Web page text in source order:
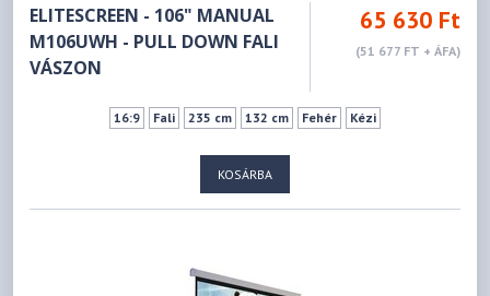
ELITESCREEN - 106" MANUAL
M106UWH - PULL DOWN FALI
VÁSZON
65 630 Ft
(51 677 FT + ÁFA)
16:9 Fali 235 cm 132 cm Fehér Kézi
KOSÁRBA